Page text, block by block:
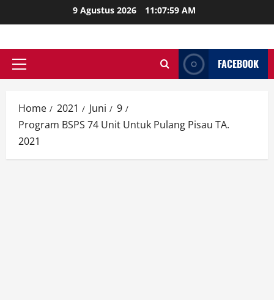
to
9 Agustus 2026 11:08:01 AM
Primary
FACEBOOK
Home 2021 Juni
9
Program BSPS 74 Unit Untuk Pulang Pisau TA.
2021